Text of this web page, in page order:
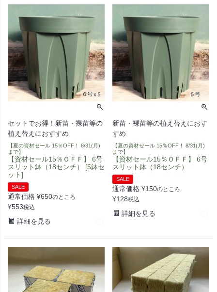
セットでお得！新苗・裸苗等の
植え替えにおすすめ
【夏の資材セール 15％OFF！ 8/31(月)
まで】
【資材セール15％ＯＦＦ】 6号
スリット鉢（18センチ） [5鉢セ
ット]
SALE
通常価格 ¥650のところ
¥553税込
詳細を見る
新苗・裸苗等の植え替えにおす
すめ
【夏の資材セール 15％OFF！ 8/31(月)
まで】
【資材セール15％ＯＦＦ】 6号
スリット鉢（18センチ）
SALE
通常価格 ¥150のところ
¥128税込
詳細を見る